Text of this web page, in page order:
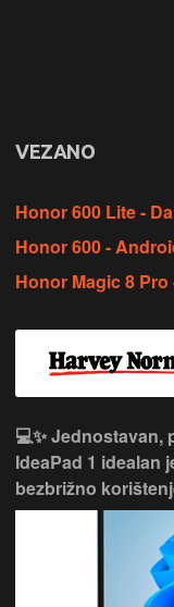
VEZANO
Honor 600 Lite -
Honor 600 -
Honor Magic 8 Pro
💻✨
IdeaPad 1 idealan
bezbrižno